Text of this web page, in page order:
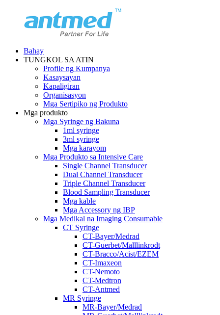
Bahay
TUNGKOL SA ATIN
Profile ng Kumpanya
Kasaysayan
Kapaligiran
Organisasyon
Mga Sertipiko ng Produkto
Mga produkto
Mga Syringe ng Bakuna
1ml syringe
3ml syringe
Mga karayom
Mga Produkto sa Intensive Care
Single Channel Transducer
Dual Channel Transducer
Triple Channel Transducer
Blood Sampling Transducer
Mga kable
Mga Accessory ng IBP
Mga Medikal na Imaging Consumable
CT Syringe
CT-Bayer/Medrad
CT-Guerbet/Malllinkrodt
CT-Bracco/Acist/EZEM
CT-Imaxeon
CT-Nemoto
CT-Medtron
CT-Antmed
MR Syringe
MR-Bayer/Medrad